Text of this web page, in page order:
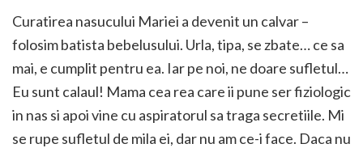
Curatirea nasucului Mariei a devenit un calvar –
folosim batista bebelusului. Urla, tipa, se zbate… ce sa
mai, e cumplit pentru ea. Iar pe noi, ne doare sufletul…
Eu sunt calaul! Mama cea rea care ii pune ser fiziologic
in nas si apoi vine cu aspiratorul sa traga secretiile. Mi
se rupe sufletul de mila ei, dar nu am ce-i face. Daca nu